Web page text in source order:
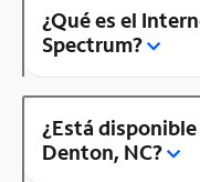
¿Qué es el
Spectrum?
¿Está
Denton, NC?